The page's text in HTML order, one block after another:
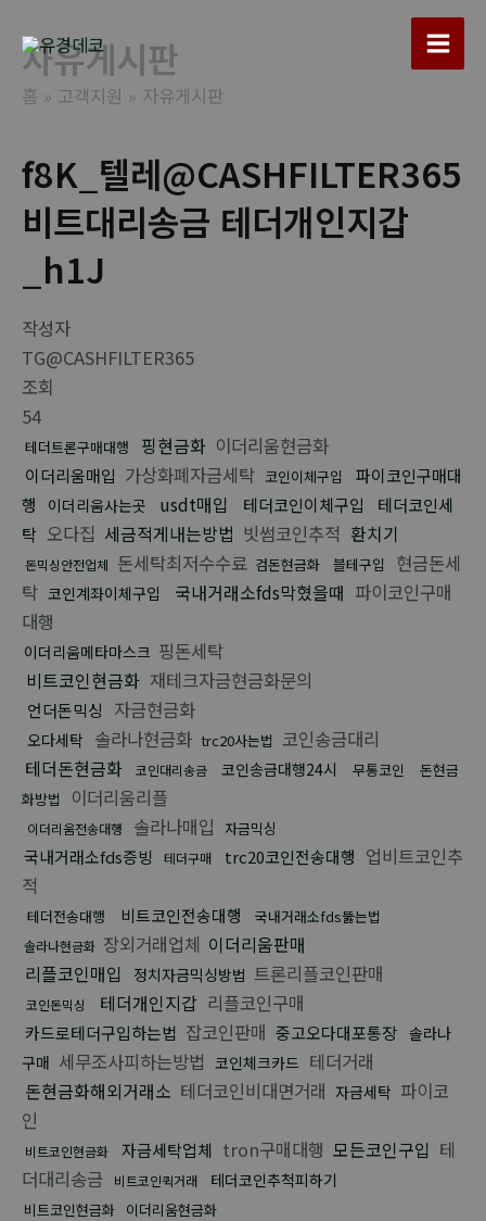
Main
자유게시판
홈 고객지원 자유게시판
f8K_텔레@CASHFILTER365
비트대리송금 테더개인지갑
_h1J
작성자
TG@CASHFILTER365
조회
54
테더트론구매대행 핑현금화 이더리움현금화
이더리움매입 가상화폐자금세탁 코인이체구입
파이코인구매대
행
이더리움사는곳 usdt매입 테더코인이체구입
테더코인세
탁 오다집 세금적게내는방법 빗썸코인추적 환치기
돈믹싱안전업체 돈세탁최저수수료 검돈현금화 블테구입
현금돈세
탁 코인계좌이체구입 국내거래소fds막혔을때 파이코인구매
대행
이더리움메타마스크 핑돈세탁
비트코인현금화 재테크자금현금화문의
언더돈믹싱 자금현금화
오다세탁 솔라나현금화 trc20사는법 코인송금대리
테더돈현금화
코인대리송금 코인송금대행24시 무통코인
돈현금
화방법
이더리움리플
이더리움전송대행 솔라나매입 자금믹싱
국내거래소fds증빙 테더구매 trc20코인전송대행 업비트코인추
적
테더전송대행 비트코인전송대행 국내거래소fds뚫는법
솔라나현금화 장외거래업체 이더리움판매
리플코인매입
정치자금믹싱방법 트론리플코인판매
코인돈믹싱 테더개인지갑 리플코인구매
카드로테더구입하는법 잡코인판매 중고오다대포통장 솔라나
구매 세무조사피하는방법 코인체크카드 테더거래
돈현금화해외거래소 테더코인비대면거래 자금세탁 파이코
인
비트코인현금화 자금세탁업체 tron구매대행 모든코인구입 테
더대리송금
비트코인퀵거래 테더코인추척피하기
비트코인현금화 이더리움현금화